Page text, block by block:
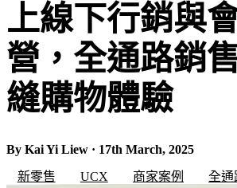
上線下行銷與
營，全通路銷
縫購物體驗
By Kai Yi Liew · 17th March, 2025
新零售
UCX 商家案例 全通